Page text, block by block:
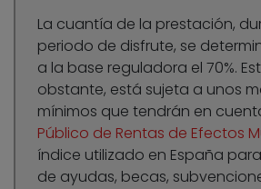
La cuantía de la prestación,
periodo de disfrute, se
a la base reguladora el 70%.
obstante, está sujeta a unos
mínimos que tendrán en
Público de Rentas de Efectos
índice utilizado en España
de ayudas, becas,